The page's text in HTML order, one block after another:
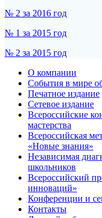
№ 2 за 2016 год
№ 1 за 2015 год
№ 2 за 2015 год
О компании
События в мире
Печатное издание
Сетевое издание
Всероссийские
мастерства
Всероссийская
«Новые знания»
Независимая
школьников
Всероссийский
инноваций»
Конференции и
Контакты